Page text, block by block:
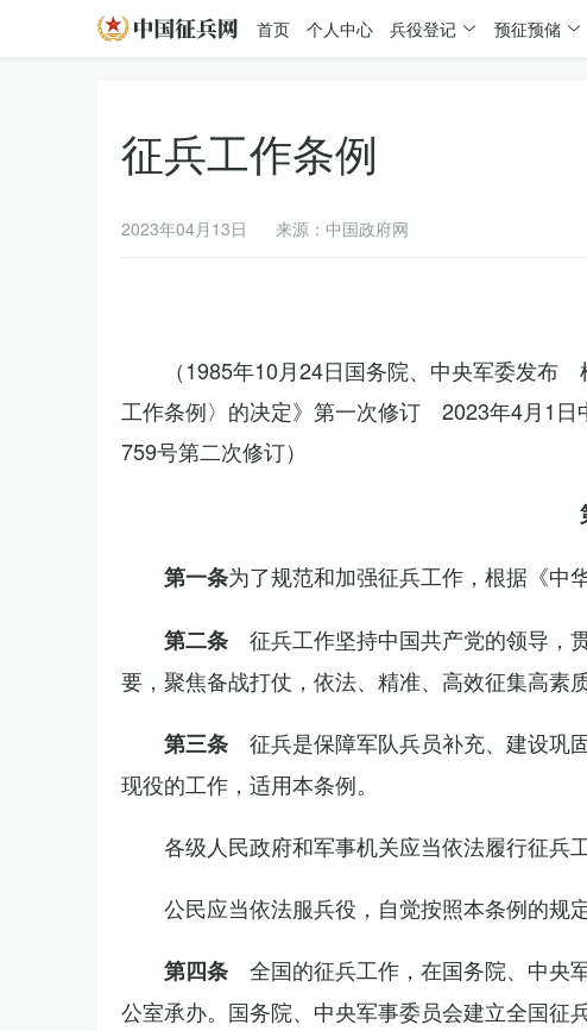
首页 个人中心 兵役登记 预征预储
征兵工作条例
2023年04月13日 来源：中国政府网
（1985年10月24日国务院、中央军委发
工作条例〉的决定》第一次修订 2023年4月1日
759号第二次修订）
第一条为了规范和加强征兵工作，根据《中
第二条 征兵工作坚持中国共产党的领导，
要，聚焦备战打仗，依法、精准、高效征集高素质
第三条 征兵是保障军队兵员补充、建设巩
现役的工作，适用本条例。
各级人民政府和军事机关应当依法履行征兵
公民应当依法服兵役，自觉按照本条例的规
第四条 全国的征兵工作，在国务院、中央
公室承办。国务院、中央军事委员会建立全国征